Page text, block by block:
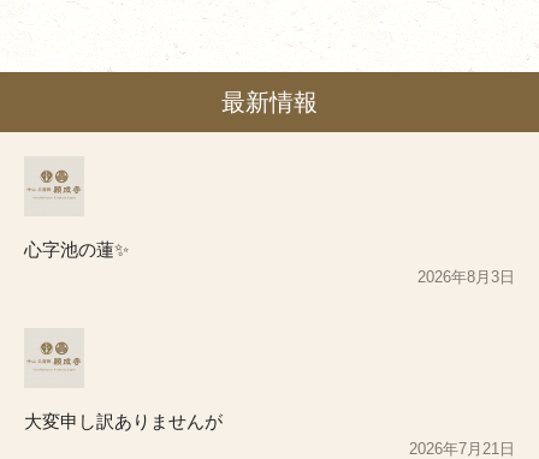
最新情報
心字池の蓮✨
2026年8月3日
大変申し訳ありませんが
2026年7月21日